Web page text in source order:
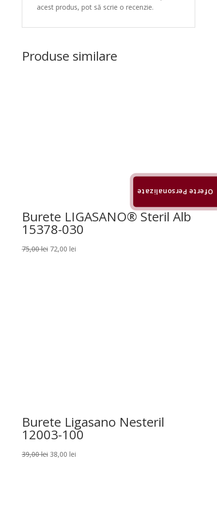
acest produs, pot să scrie o recenzie.
Produse similare
Burete LIGASANO® Steril Alb
15378-030
75,00lei Prețul
72,00 leiPrețul
Burete Ligasano Nesteril
12003-100
39,00lei Prețul
38,00 leiPrețul
Oferte Personalizate